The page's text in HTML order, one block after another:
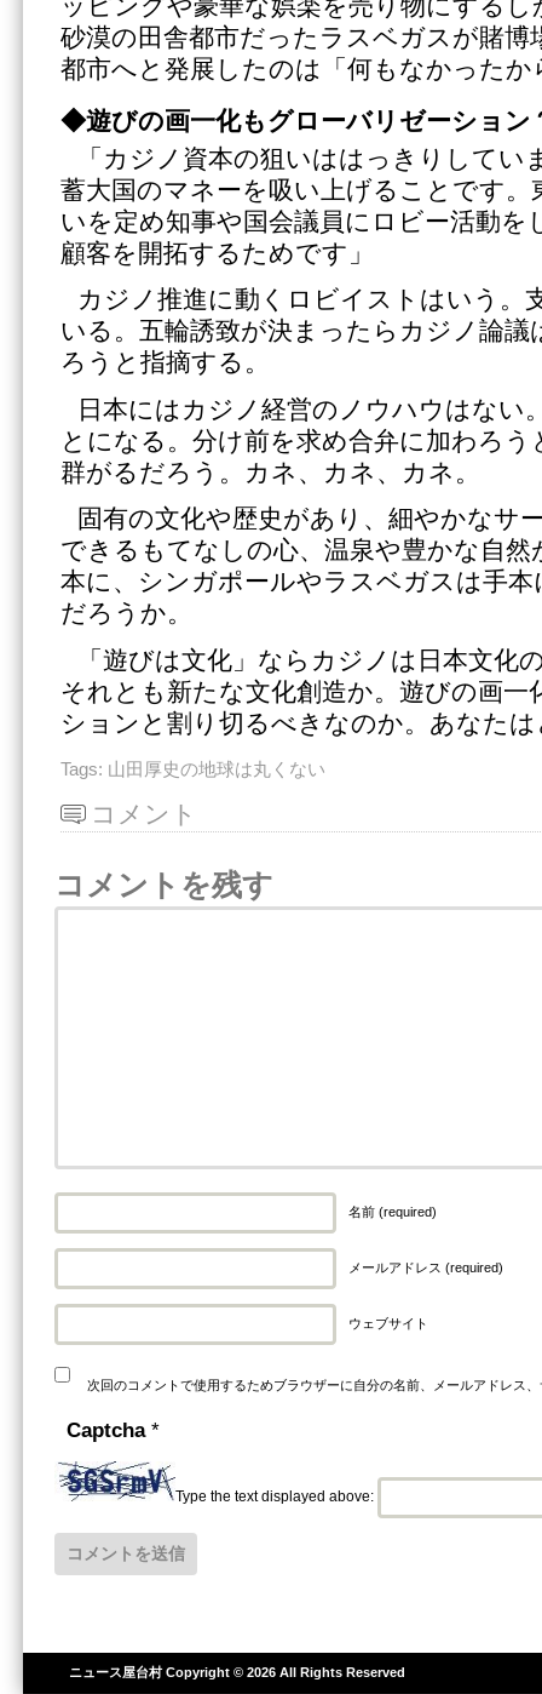
ッピングや豪華な娯楽を売り物にするし
砂漠の田舎都市だったラスベガスが賭博
都市へと発展したのは「何もなかったか
◆遊びの画一化もグローバリゼーション
「カジノ資本の狙いははっきりしてい
蓄大国のマネーを吸い上げることです。
いを定め知事や国会議員にロビー活動を
顧客を開拓するためです」
カジノ推進に動くロビイストはいう。
いる。五輪誘致が決まったらカジノ論議
ろうと指摘する。
日本にはカジノ経営のノウハウはない
とになる。分け前を求め合弁に加わろ
群がるだろう。カネ、カネ、カネ。
固有の文化や歴史があり、細やかなサ
できるもてなしの心、温泉や豊かな自然
本に、シンガポールやラスベガスは手本
だろうか。
「遊びは文化」ならカジノは日本文化
それとも新たな文化創造か。遊びの画一
ションと割り切るべきなのか。あなた
Tags: 山田厚史の地球は丸くない
コメント
コメントを残す
名前 (required)
メールアドレス (required)
ウェブサイト
次回のコメントで使用するためブラウザーに自分の名前、メールアドレス
Captcha *
Type the text displayed above:
ニュース屋台村Copyright © 2026 All Rights Reserved